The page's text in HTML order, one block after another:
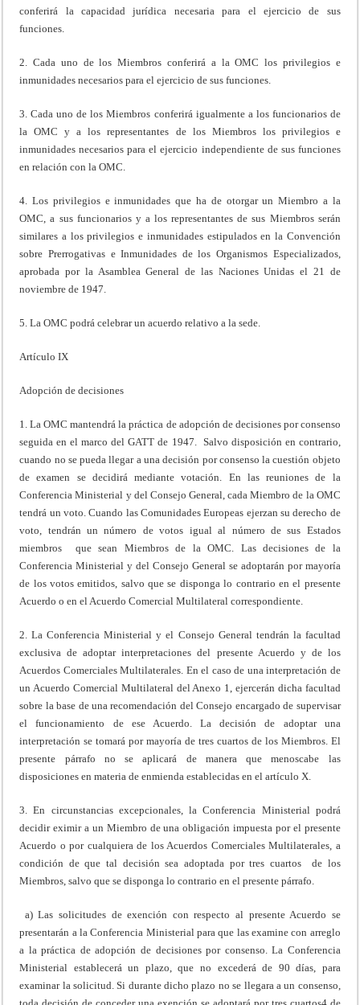
conferirá la capacidad jurídica necesaria para el ejercicio de sus
funciones.
2. Cada uno de los Miembros conferirá a la OMC los privilegios e
inmunidades necesarios para el ejercicio de sus funciones.
3. Cada uno de los Miembros conferirá igualmente a los funcionarios de
la OMC y a los representantes de los Miembros los privilegios e
inmunidades necesarios para el ejercicio independiente de sus funciones
en relación con la OMC.
4. Los privilegios e inmunidades que ha de otorgar un Miembro a la
OMC, a sus funcionarios y a los representantes de sus Miembros serán
similares a los privilegios e inmunidades estipulados en la Convención
sobre Prerrogativas e Inmunidades de los Organismos Especializados,
aprobada por la Asamblea General de las Naciones Unidas el 21 de
noviembre de 1947.
5. La OMC podrá celebrar un acuerdo relativo a la sede.
Artículo IX
Adopción de decisiones
1. La OMC mantendrá la práctica de adopción de decisiones por consenso
seguida en el marco del GATT de 1947. Salvo disposición en contrario,
cuando no se pueda llegar a una decisión por consenso la cuestión objeto
de examen se decidirá mediante votación. En las reuniones de la
Conferencia Ministerial y del Consejo General, cada Miembro de la OMC
tendrá un voto. Cuando las Comunidades Europeas ejerzan su derecho de
voto, tendrán un número de votos igual al número de sus Estados
miembros que sean Miembros de la OMC. Las decisiones de la
Conferencia Ministerial y del Consejo General se adoptarán por mayoría
de los votos emitidos, salvo que se disponga lo contrario en el presente
Acuerdo o en el Acuerdo Comercial Multilateral correspondiente.
2. La Conferencia Ministerial y el Consejo General tendrán la facultad
exclusiva de adoptar interpretaciones del presente Acuerdo y de los
Acuerdos Comerciales Multilaterales. En el caso de una interpretación de
un Acuerdo Comercial Multilateral del Anexo 1, ejercerán dicha facultad
sobre la base de una recomendación del Consejo encargado de supervisar
el funcionamiento de ese Acuerdo. La decisión de adoptar una
interpretación se tomará por mayoría de tres cuartos de los Miembros. El
presente párrafo no se aplicará de manera que menoscabe las
disposiciones en materia de enmienda establecidas en el artículo X.
3. En circunstancias excepcionales, la Conferencia Ministerial podrá
decidir eximir a un Miembro de una obligación impuesta por el presente
Acuerdo o por cualquiera de los Acuerdos Comerciales Multilaterales, a
condición de que tal decisión sea adoptada por tres cuartos de los
Miembros, salvo que se disponga lo contrario en el presente párrafo.
a) Las solicitudes de exención con respecto al presente Acuerdo se
presentarán a la Conferencia Ministerial para que las examine con arreglo
a la práctica de adopción de decisiones por consenso. La Conferencia
Ministerial establecerá un plazo, que no excederá de 90 días, para
examinar la solicitud. Si durante dicho plazo no se llegara a un consenso,